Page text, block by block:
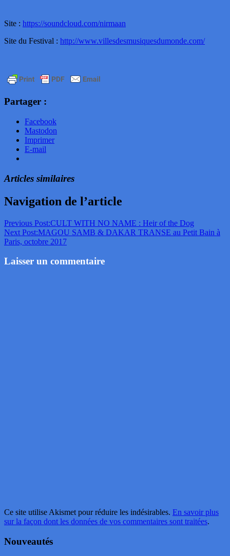
Site : https://soundcloud.com/nirmaan
Site du Festival : http://www.villesdesmusiquesdumonde.com/
Partager :
Facebook
Mastodon
Imprimer
E-mail
Articles similaires
Navigation de l’article
Previous Post:CULT WITH NO NAME : Heir of the Dog
Next Post:MAGOU SAMB & DAKAR TRANSE au Petit Bain à
Paris, octobre 2017
Laisser un commentaire
Ce site utilise Akismet pour réduire les indésirables. En savoir plus
sur la façon dont les données de vos commentaires sont traitées.
Nouveautés